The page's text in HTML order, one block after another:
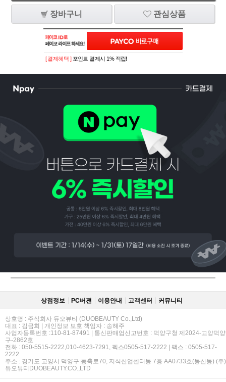
장바구니 관심상품
PAYCO 바로
[ 결제혜택 ] 포인트 결제시 1% 적립!
상점정보 PC버젼 이용안내 고객센터 커뮤니티
상호명 : 주식회사 듀오뷰티 (DUOBEAUTY Co.,Ltd)
대표 : 김금희 | 개인정보 보호 책임자 : 송해주
사업자등록번호 :110-81-87491 | 통신판매업신고번호 : 덕양구청 제2024-고양덕양
구-2862호
전화 : 050-5515-2222,010-4623-7291, 펙스0505-517-2222 | 팩스 : 0505-517-
2222
주소 : 경기도 고양시 덕양구 동축로70, 지식산업센터동 7층 AA0733호(동산동) (주)
듀오뷰티DUOBEAUTY.CO.,LTD